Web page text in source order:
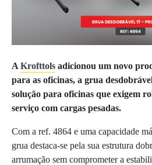
A Krofttols adicionou um novo
para as oficinas, a grua
solução para oficinas que exigem
serviço com cargas pesadas.
Com a ref. 4864 e uma capacidade
grua destaca-se pela sua estrutura
arrumação sem comprometer a